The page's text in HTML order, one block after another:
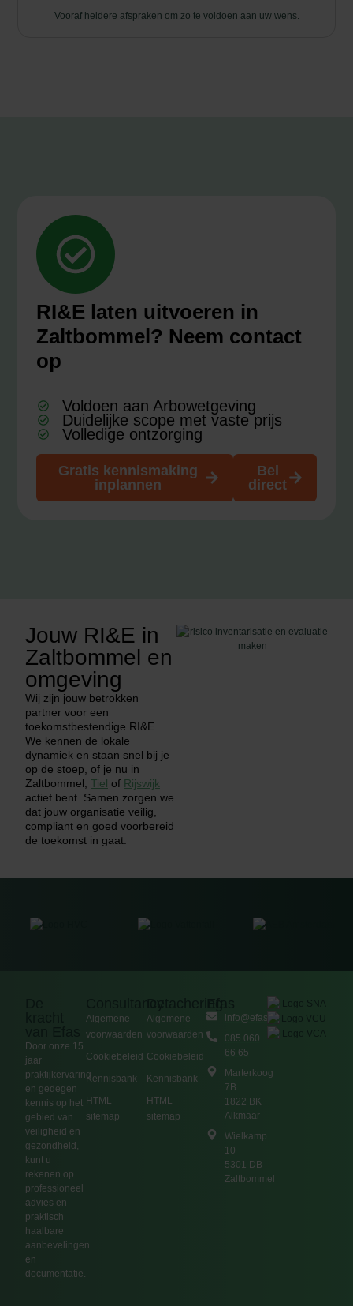
Vooraf heldere afspraken om zo te voldoen aan uw wens.
RI&E laten uitvoeren in
Zaltbommel? Neem contact
op
Voldoen aan Arbowetgeving
Duidelijke scope met vaste prijs
Volledige ontzorging
Gratis kennismaking
inplannen
Bel
direct
Jouw RI&E in
Zaltbommel en
omgeving
Wij zijn jouw betrokken
partner voor een
toekomstbestendige RI&E.
We kennen de lokale
dynamiek en staan snel bij je
op de stoep, of je nu in
Zaltbommel, Tiel of Rijswijk
actief bent. Samen zorgen we
dat jouw organisatie veilig,
compliant en goed voorbereid
de toekomst in gaat.
Door onze 15
jaar
praktijkervaring
en gedegen
kennis op het
gebied van
veiligheid en
gezondheid,
kunt u
rekenen op
professioneel
advies en
praktisch
haalbare
aanbevelingen
en
documentatie.
Algemene
voorwaarden
Cookiebeleid
Kennisbank
HTML
sitemap
Detachering
Algemene
voorwaarden
Cookiebeleid
Kennisbank
HTML
sitemap
Efas
info@efas.nl
085 060
66 65
Marterkoog
7B
1822 BK
Alkmaar
Wielkamp
10
5301 DB
Zaltbommel